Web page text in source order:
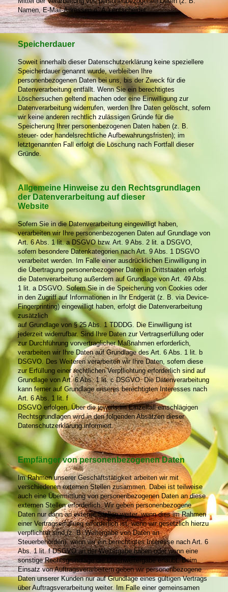
Namen, E-Mail-Adressen o. Ä.) entscheidet.
Speicherdauer
Soweit innerhalb dieser Datenschutzerklärung keine speziellere
Speicherdauer genannt wurde, verbleiben Ihre
personenbezogenen Daten bei uns, bis der Zweck für die
Datenverarbeitung entfällt. Wenn Sie ein berechtigtes
Löschersuchen geltend machen oder eine Einwilligung zur
Datenverarbeitung widerrufen, werden Ihre Daten gelöscht, sofern
wir keine anderen rechtlich zulässigen Gründe für die
Speicherung Ihrer personenbezogenen Daten haben (z. B.
steuer- oder handelsrechtliche Aufbewahrungsfristen); im
letztgenannten Fall erfolgt die Löschung nach Fortfall dieser
Gründe.
Allgemeine Hinweise zu den Rechtsgrundlagen
der Datenverarbeitung auf dieser
Website
Sofern Sie in die Datenverarbeitung eingewilligt haben,
verarbeiten wir Ihre personenbezogenen Daten auf Grundlage von
Art. 6 Abs. 1 lit. a DSGVO bzw. Art. 9 Abs. 2 lit. a DSGVO,
sofern besondere Datenkategorien nach Art. 9 Abs. 1 DSGVO
verarbeitet werden. Im Falle einer ausdrücklichen Einwilligung in
die Übertragung personenbezogener Daten in Drittstaaten erfolgt
die Datenverarbeitung außerdem auf Grundlage von Art. 49 Abs.
1 lit. a DSGVO. Sofern Sie in die Speicherung von Cookies oder
in den Zugriff auf Informationen in Ihr Endgerät (z. B. via Device-
Fingerprinting) eingewilligt haben, erfolgt die Datenverarbeitung
zusätzlich
auf Grundlage von § 25 Abs. 1 TDDDG. Die Einwilligung ist
jederzeit widerrufbar. Sind Ihre Daten zur Vertragserfüllung oder
zur Durchführung vorvertraglicher Maßnahmen erforderlich,
verarbeiten wir Ihre Daten auf Grundlage des Art. 6 Abs. 1 lit. b
DSGVO. Des Weiteren verarbeiten wir Ihre Daten, sofern diese
zur Erfüllung einer rechtlichen Verpflichtung erforderlich sind auf
Grundlage von Art. 6 Abs. 1 lit. c DSGVO. Die Datenverarbeitung
kann ferner auf Grundlage unseres berechtigten Interesses nach
Art. 6 Abs. 1 lit. f
DSGVO erfolgen. Über die jeweils im Einzelfall einschlägigen
Rechtsgrundlagen wird in den folgenden Absätzen dieser
Datenschutzerklärung informiert.
Empfänger von personenbezogenen Daten
Im Rahmen unserer Geschäftstätigkeit arbeiten wir mit
verschiedenen externen Stellen zusammen. Dabei ist teilweise
auch eine Übermittlung von personenbezogenen Daten an diese
externen Stellen erforderlich. Wir geben personenbezogene
Daten nur dann an externe Stellen weiter, wenn dies im Rahmen
einer Vertragserfüllung erforderlich ist, wenn wir gesetzlich hierzu
verpflichtet sind (z. B. Weitergabe von Daten an
Steuerbehörden), wenn wir ein berechtigtes Interesse nach Art. 6
Abs. 1 lit. f DSGVO an der Weitergabe haben oder wenn eine
sonstige Rechtsgrundlage die Datenweitergabe erlaubt. Beim
Einsatz von Auftragsverarbeitern geben wir personenbezogene
Daten unserer Kunden nur auf Grundlage eines gültigen Vertrags
über Auftragsverarbeitung weiter. Im Falle einer gemeinsamen